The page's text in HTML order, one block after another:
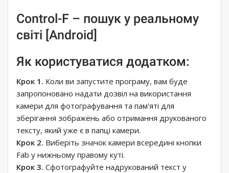
Control-F – пошук у реальному
світі [Android]
Як користуватися додатком:
Крок 1. Коли ви запустите програму, вам буде
запропоновано надати дозвіл на використання
камери для фотографування та пам'яті для
зберігання зображень або отримання друкованого
тексту, який уже є в папці камери.
Крок 2. Виберіть значок камери всередині кнопки
Fab у нижньому правому куті.
Крок 3. Сфотографуйте надрукований текст у